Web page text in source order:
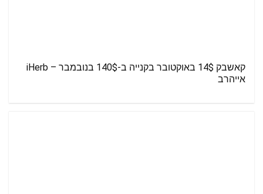
קאשבק 14$ באוקטובר בקנייה ב-140$ בנובמבר – iHerb
אייהרב